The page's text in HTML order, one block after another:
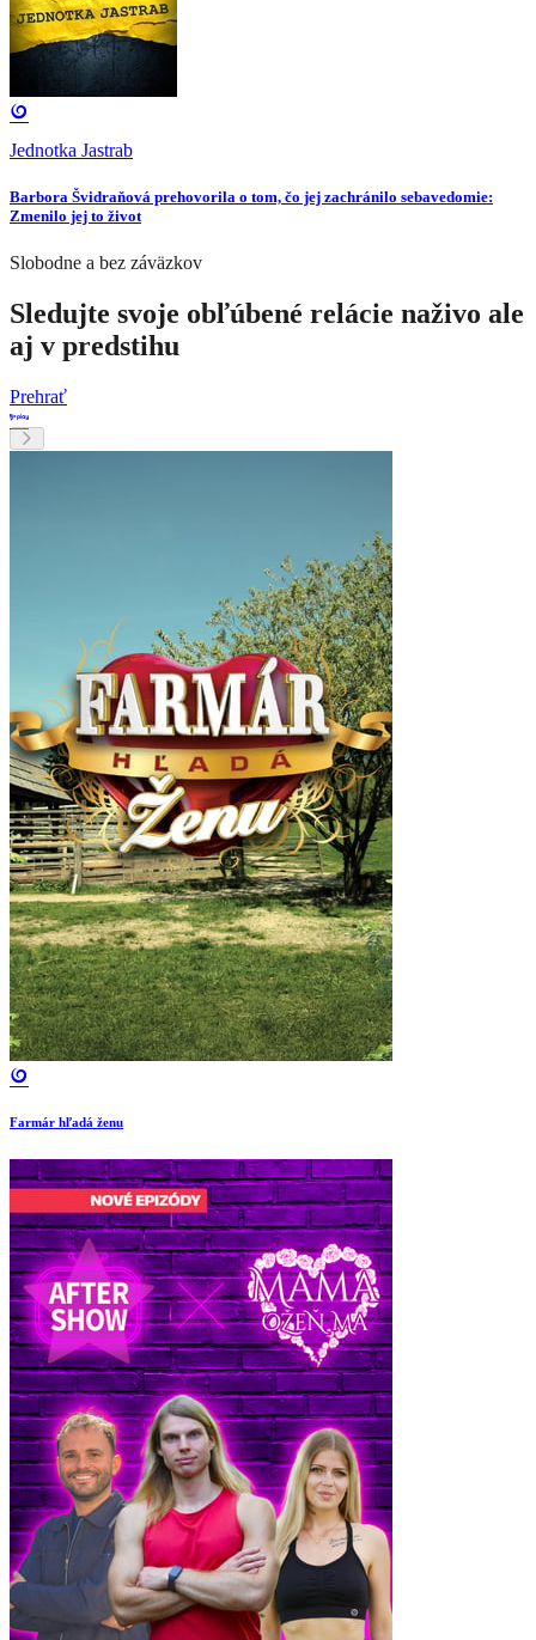
Jednotka Jastrab
Barbora Švidraňová prehovorila o tom, čo jej zachránilo sebavedomie:
Zmenilo jej to život
Slobodne a bez záväzkov
Sledujte svoje obľúbené relácie naživo ale
aj v predstihu
Prehrať
Farmár hľadá ženu